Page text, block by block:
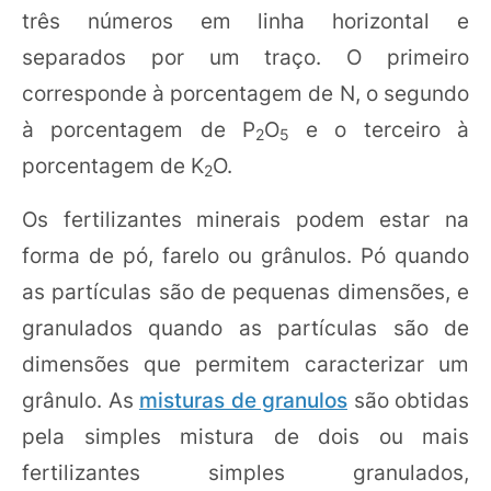
três números em linha horizontal e
separados por um traço. O primeiro
corresponde à porcentagem de N, o segundo
à porcentagem de P2O5
e o terceiro à
porcentagem de K2O.
Os fertilizantes minerais podem estar na
forma de pó, farelo ou grânulos. Pó quando
as partículas são de pequenas dimensões, e
granulados quando as partículas são de
dimensões que permitem caracterizar um
grânulo. As misturas de granulos são obtidas
pela simples mistura de dois ou mais
fertilizantes simples granulados,